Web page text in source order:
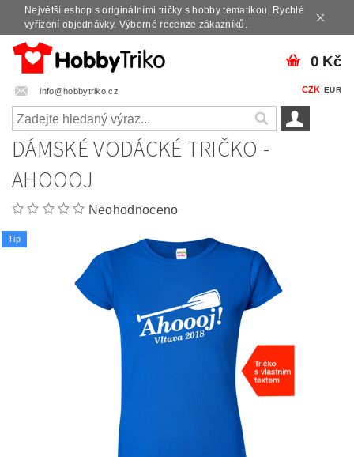
Největší eshop s originálními tričky s hobby tematikou. Rychlé
vyřízení objednávky. Výborné recenze zákazníků.
info@hobbytriko.cz CZK EUR
0 Kč
DÁMSKÉ VODÁCKÉ TRIČKO -
AHOOOJ
Neohodnoceno
Tip